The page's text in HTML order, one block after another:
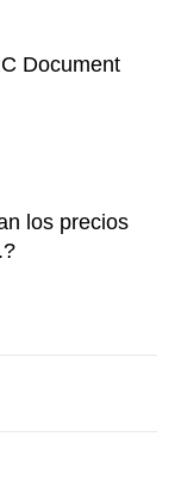
Document
los precios